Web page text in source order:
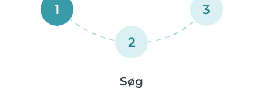
1
2
3
Søg